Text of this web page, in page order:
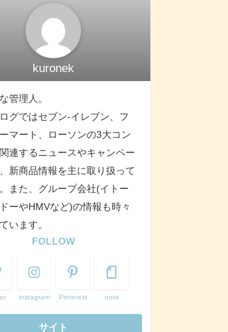
kuronek
管理人。
グではセブン-イレブン、フ
マート、ローソンの3大コン
連するニュースやキャンペー
新商品情報を主に取り扱って
また、グループ会社(イトー
ーやHMVなど)の情報も時々
います。
FOLLOW
instagram Pinterest note